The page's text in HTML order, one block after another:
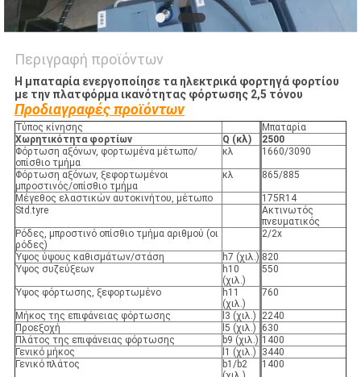
Περιγραφή προϊόντων
Η μπαταρία ενεργοποίησε τα ηλεκτρικά φορτηγά φορτίου
με την πλατφόρμα ικανότητας φόρτωσης 2,5 τόνου
Προδιαγραφές προϊόντων
Τύπος κίνησης
Μπαταρία
Χωρητικότητα φορτίων
Q (κλ)
2500
Φόρτωση αξόνων, φορτωμένα μέτωπο/
οπίσθιο τμήμα
κλ 1660/3090
Φόρτωση αξόνων, ξεφορτωμένοι
μπροστινός/οπίσθιο τμήμα
κλ 865/885
Μέγεθος ελαστικών αυτοκινήτου, μέτωπο
175R14
Std.tyre
Ακτινωτός
πνευματικός
Ρόδες, μπροστινό οπίσθιο τμήμα αριθμού (οι
ρόδες)
2/2x
Ύψος ύψους καθισμάτων/στάση h7 (χιλ.) 820
Ύψος συζεύξεων
h10
(χιλ.)
550
Ύψος φόρτωσης, ξεφορτωμένο
h11
(χιλ.)
760
Μήκος της επιφάνειας φόρτωσης l3 (χιλ.)
2240
Προεξοχή
l5 (χιλ.)
630
Πλάτος της επιφάνειας φόρτωσης
b9 (χιλ.) 1400
Γενικό μήκος
l1 (χιλ.)
3440
Γενικό πλάτος
b1/b2
1400